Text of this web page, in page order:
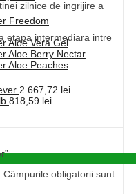
Freedom
Aloe Vera Gel
Aloe Berry Nectar
Aloe Peaches
2.667,72 lei
818,59 lei
zilnice de ingrijire a
etapa intermediara intre
Câmpurile obligatorii sunt